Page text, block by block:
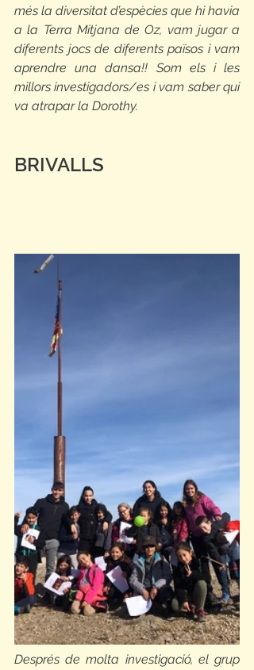
més la diversitat d’espècies que hi havia
a la Terra Mitjana de Oz, vam jugar a
diferents jocs de diferents països i vam
aprendre una dansa!! Som els i les
millors investigadors/es i vam saber qui
va atrapar la Dorothy.
BRIVALLS
Després de molta investigació, el grup